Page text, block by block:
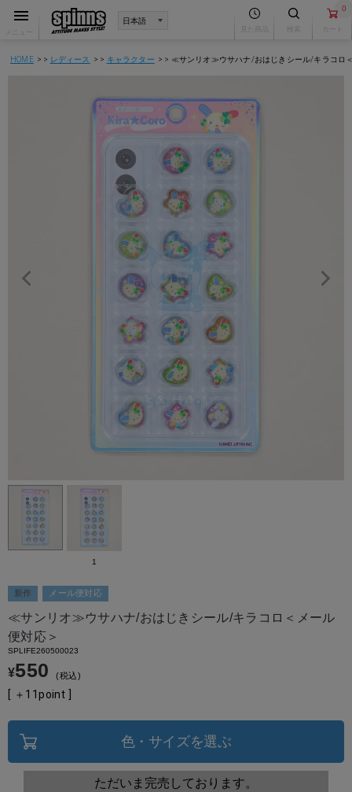
0
HOME レディース キャラクター ≪サンリオ≫ウサハナ/おはじきシール/キラコロ
新作 メール便対応
≪サンリオ≫ウサハナ/おはじきシール/キラコロ＜メール
便対応＞
SPLIFE260500023
¥550 税込
[ ＋ 11point ]
色・サイズを選ぶ
ただいま完売しております。
1